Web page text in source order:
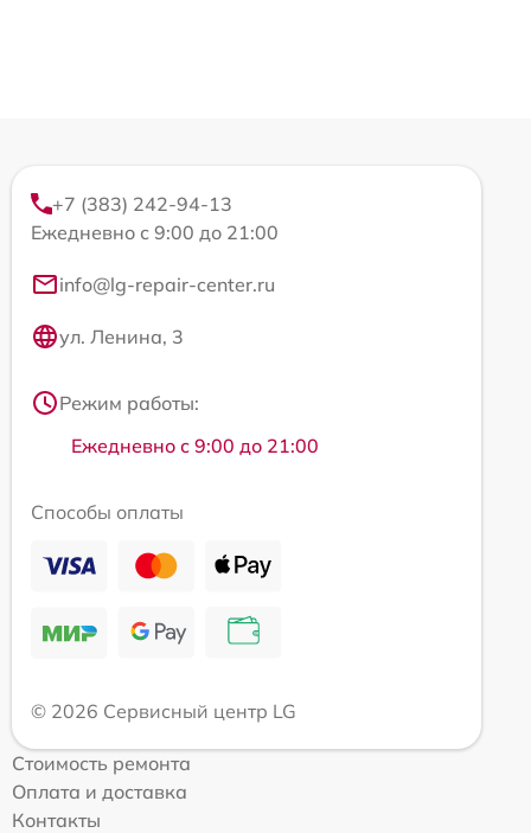
+7 (383) 242-94-13
Ежедневно с 9:00 до 21:00
info@lg-repair-center.ru
ул. Ленина, 3
Режим работы:
Ежедневно с 9:00 до 21:00
Способы оплаты
© 2026 Сервисный центр LG
Стоимость ремонта
Оплата и доставка
Контакты